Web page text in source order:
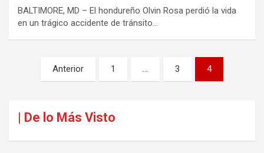
BALTIMORE, MD – El hondureño Olvin Rosa perdió la vida
en un trágico accidente de tránsito…
Paginación
Anterior 1 … 3 4
| De lo Más Visto